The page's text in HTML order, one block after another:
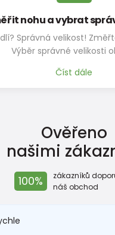
nohu a vybrat
Správná velikost!
Výběr správné velikosti
Číst dále
Ověřeno
našimi
100%
zákazníků
náš obchod